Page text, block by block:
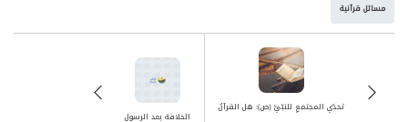
مسائل قرآنية
الخلافة بعد الرسول
تحدّي المجتمعِ للنبّيِّ (ص): هل القرآنُ